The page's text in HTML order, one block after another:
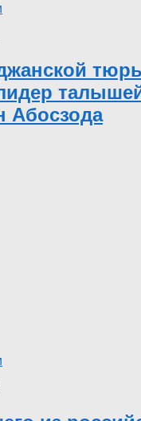
Абосзода